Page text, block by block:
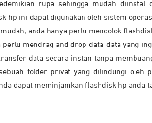
rupa sehingga mudah
hp ini dapat digunakan oleh sistem
anda hanya perlu mencolok
mendrag and drop data-data yang
data secara instan tanpa
folder privat yang dilindungi oleh
dapat meminjamkan flashdisk hp anda